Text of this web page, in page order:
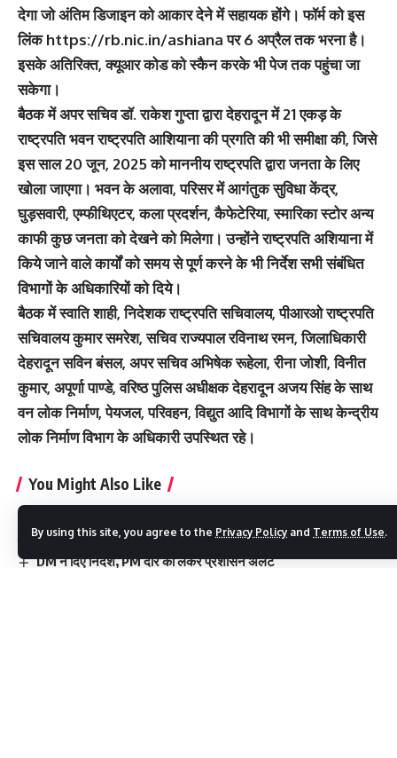
By using this site, you agree to the Privacy Policy and Terms of Use.
देगा जो अंतिम डिजाइन को आकार देने में सहायक होंगे। फॉर्म को इस
लिंक https://rb.nic.in/ashiana पर 6 अप्रैल तक भरना है।
इसके अतिरिक्त, क्यूआर कोड को स्कैन करके भी पेज तक पहुंचा जा
सकेगा।
बैठक में अपर सचिव डॉ. राकेश गुप्ता द्वारा देहरादून में 21 एकड़ के
राष्ट्रपति भवन राष्ट्रपति आशियाना की प्रगति की भी समीक्षा की, जिसे
इस साल 20 जून, 2025 को माननीय राष्ट्रपति द्वारा जनता के लिए
खोला जाएगा। भवन के अलावा, परिसर में आगंतुक सुविधा केंद्र,
घुड़सवारी, एम्फीथिएटर, कला प्रदर्शन, कैफेटेरिया, स्मारिका स्टोर अन्य
काफी कुछ जनता को देखने को मिलेगा। उन्होंने राष्ट्रपति अशियाना में
किये जाने वाले कार्यों को समय से पूर्ण करने के भी निर्देश सभी संबंधित
विभागों के अधिकारियों को दिये।
बैठक में स्वाति शाही, निदेशक राष्ट्रपति सचिवालय, पीआरओ राष्ट्रपति
सचिवालय कुमार समरेश, सचिव राज्यपाल रविनाथ रमन, जिलाधिकारी
देहरादून सविन बंसल, अपर सचिव अभिषेक रूहेला, रीना जोशी, विनीत
कुमार, अपूर्णा पाण्डे, वरिष्ठ पुलिस अधीक्षक देहरादून अजय सिंह के साथ
वन लोक निर्माण, पेयजल, परिवहन, विद्युत आदि विभागों के साथ केन्द्रीय
लोक निर्माण विभाग के अधिकारी उपस्थित रहे।
You Might Also Like
कॉरिडोर
DM ने दिए निर्देश, PM दौरे को लेकर प्रशासन अलर्ट